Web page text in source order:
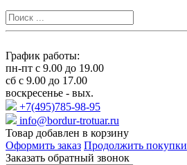
График работы:
пн-пт с 9.00 до 19.00
сб с 9.00 до 17.00
воскресенье - вых.
+7(495)785-98-95
info@bordur-trotuar.ru
Товар добавлен в корзину
Оформить заказ Продолжить покупки
Заказать обратный звонок